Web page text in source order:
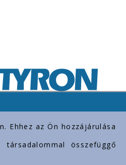
Ehhez az Ön hozzájárulása
összefüggő